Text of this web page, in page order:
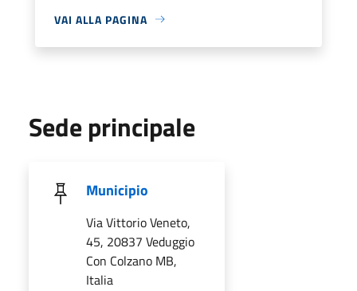
VAI ALLA PAGINA
Sede principale
Municipio
Via Vittorio Veneto,
45, 20837 Veduggio
Con Colzano MB,
Italia